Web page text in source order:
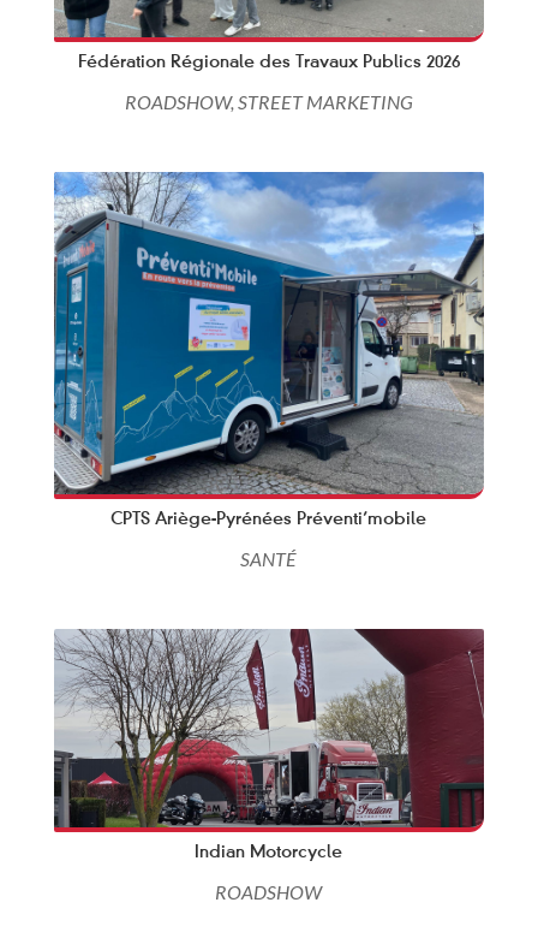
Fédération Régionale des Travaux Publics 2026
ROADSHOW, STREET MARKETING
CPTS Ariège-Pyrénées Préventi’mobile
SANTÉ
Indian Motorcycle
ROADSHOW